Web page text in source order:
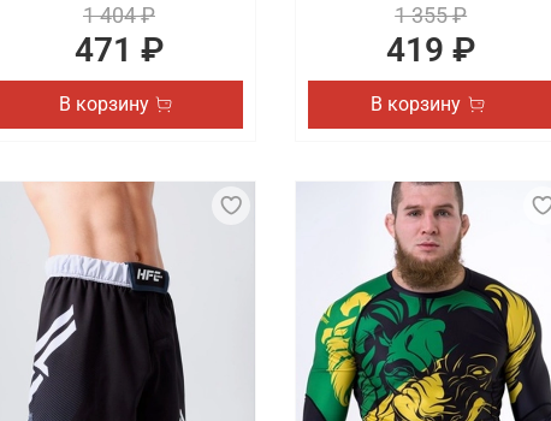
1 404 ₽
471 ₽
В корзину
1 355 ₽
419 ₽
В корзину